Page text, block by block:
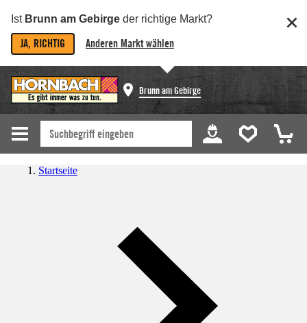
Ist Brunn am Gebirge der richtige Markt?
JA, RICHTIG Anderen Markt wählen
Brunn am Gebirge
Startseite